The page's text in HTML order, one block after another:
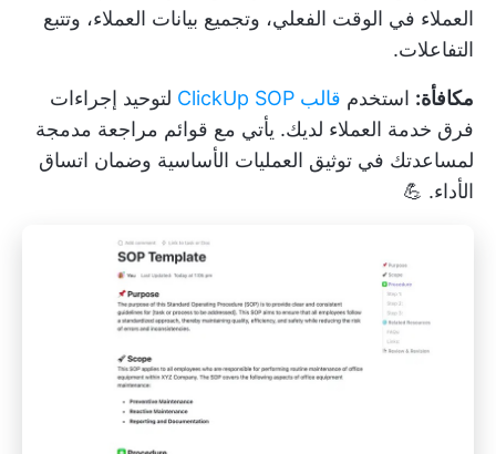
العملاء في الوقت الفعلي، وتجميع بيانات العملاء، وتتبع
التفاعلات.
مكافأة: استخدم قالب ClickUp SOP
لتوحيد إجراءات
فرق خدمة العملاء لديك. يأتي مع قوائم مراجعة مدمجة
لمساعدتك في توثيق العمليات الأساسية وضمان اتساق
الأداء. 💪